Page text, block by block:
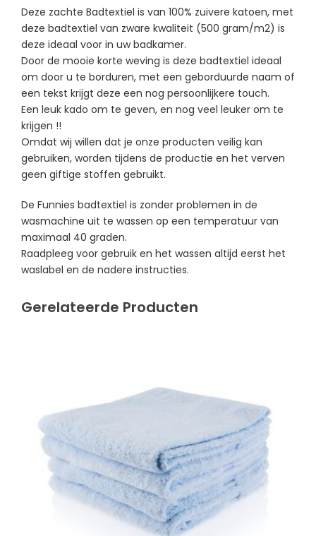
Deze zachte Badtextiel is van 100% zuivere katoen, met
deze badtextiel van zware kwaliteit (500 gram/m2) is
deze ideaal voor in uw badkamer.
Door de mooie korte weving is deze badtextiel ideaal
om door u te borduren, met een geborduurde naam of
een tekst krijgt deze een nog persoonlijkere touch.
Een leuk kado om te geven, en nog veel leuker om te
krijgen !!
Omdat wij willen dat je onze producten veilig kan
gebruiken, worden tijdens de productie en het verven
geen giftige stoffen gebruikt.
De Funnies badtextiel is zonder problemen in de
wasmachine uit te wassen op een temperatuur van
maximaal 40 graden.
Raadpleeg voor gebruik en het wassen altijd eerst het
waslabel en de nadere instructies.
Gerelateerde Producten